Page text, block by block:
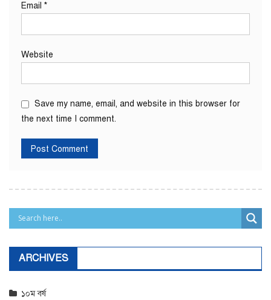
Email *
Website
Save my name, email, and website in this browser for
the next time I comment.
ARCHIVES
১০ম বর্ষ